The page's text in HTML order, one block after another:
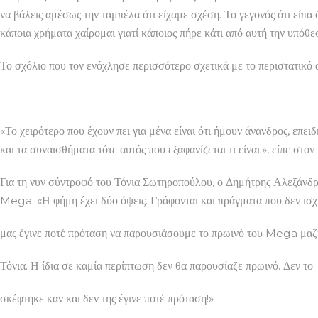
να βάλεις αμέσως την ταμπέλα ότι είχαμε σχέση. Το γεγονός ότι
κάποια χρήματα χαίρομαι γιατί κάποιος πήρε κάτι από αυτή την
Το σχόλιο που τον ενόχλησε περισσότερο σχετικά με το
«Το χειρότερο που έχουν πει για μένα είναι ότι ήμουν άνανδρος,
και τα συναισθήματα τότε αυτός που εξαφανίζεται τι είναι;», είπε
Για τη νυν σύντροφό του Τόνια Σωτηροπούλου, ο Δημήτρης
Mega. «Η φήμη έχει δύο όψεις. Γράφονται και πράγματα που δεν
μας έγινε ποτέ πρόταση να παρουσιάσουμε το πρωινό του Mega
Τόνια. Η ίδια σε καμία περίπτωση δεν θα παρουσίαζε πρωινό. Δεν το
σκέφτηκε καν και δεν της έγινε ποτέ πρόταση!»